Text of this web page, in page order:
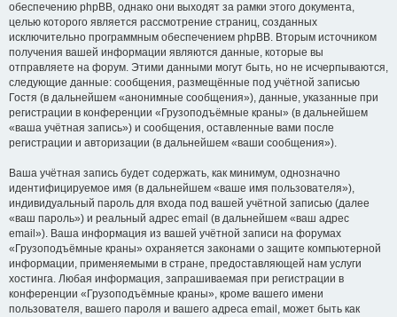
обеспечению phpBB, однако они выходят за рамки этого документа,
целью которого является рассмотрение страниц, созданных
исключительно программным обеспечением phpBB. Вторым источником
получения вашей информации являются данные, которые вы
отправляете на форум. Этими данными могут быть, но не исчерпываются,
следующие данные: сообщения, размещённые под учётной записью
Гостя (в дальнейшем «анонимные сообщения»), данные, указанные при
регистрации в конференции «Грузоподъёмные краны» (в дальнейшем
«ваша учётная запись») и сообщения, оставленные вами после
регистрации и авторизации (в дальнейшем «ваши сообщения»).
Ваша учётная запись будет содержать, как минимум, однозначно
идентифицируемое имя (в дальнейшем «ваше имя пользователя»),
индивидуальный пароль для входа под вашей учётной записью (далее
«ваш пароль») и реальный адрес email (в дальнейшем «ваш адрес
email»). Ваша информация из вашей учётной записи на форумах
«Грузоподъёмные краны» охраняется законами о защите компьютерной
информации, применяемыми в стране, предоставляющей нам услуги
хостинга. Любая информация, запрашиваемая при регистрации в
конференции «Грузоподъёмные краны», кроме вашего имени
пользователя, вашего пароля и вашего адреса email, может быть как